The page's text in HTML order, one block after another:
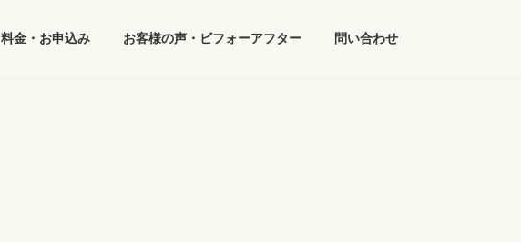
料金・お申込み お客様の声・ビフォーアフター 問い合わせ